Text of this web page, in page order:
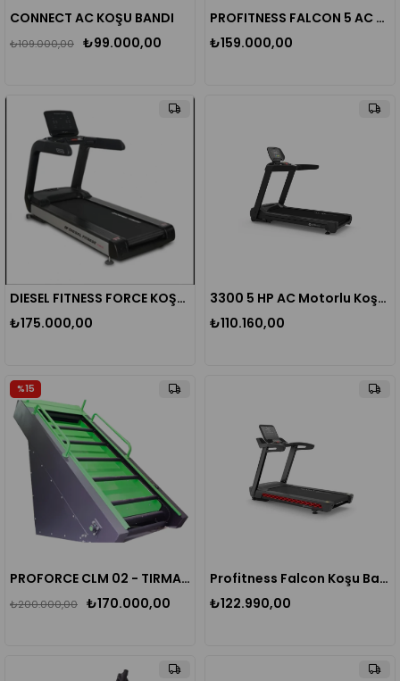
CONNECT AC KOŞU BANDI
₺99.000,00
₺109.000,00
PROFITNESS FALCON 5 AC KOŞU BANDI
₺159.000,00
DIESEL FITNESS FORCE KOŞU BANDI
₺175.000,00
3300 5 HP AC Motorlu Koşu Bandı
₺110.160,00
PROFORCE CLM 02 - TIRMANMA MERDİVENİ
₺170.000,00
₺200.000,00
%15
Profitness Falcon Koşu Bandı
₺122.990,00